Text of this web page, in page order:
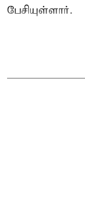
பேசியுள்ளார்.